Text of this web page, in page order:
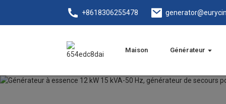
+8618306255478
Maison Générateur